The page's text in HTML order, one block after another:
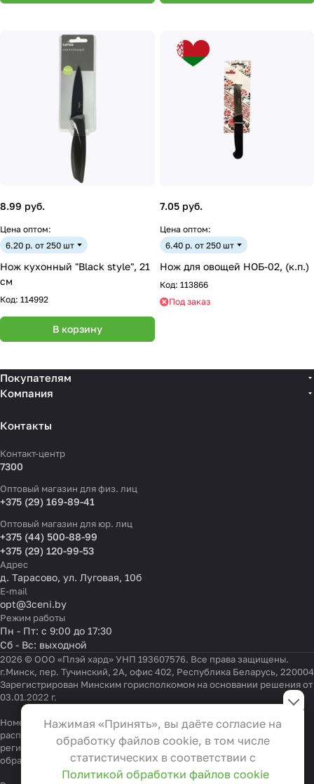
8.99 руб.
Цена оптом:
6.20 р. от 250 шт
Нож кухонный "Black style", 21
см
Код: 114992
В корзину
7.05 руб.
Цена оптом:
6.40 р. от 250 шт
Нож для овощей НОБ-02, (к.п.)
Код: 113866
Под заказ
Покупателям
Компания
Контакты
Контакт-центр
7300
Оптовый магазин для физ. лиц
+375 (29) 169-89-41
Оптовый магазин для юр. лиц
+375 (44) 500-88-99
+375 (29) 120-99-53
Адрес
д. Тарасово, ул. Луговая, 10б
E-mail
opt@3ceni.by
Режим работы
Пн - Пт: с 9:00 до 17:30
Сб - Вс: выходной
2026 © ООО «Плэй хард» УНП 193607576. Все права защищены.
г.Минск, пер. Тучинский, 2А, офис 402, Республика Беларусь, 220004
Зарегистрирован Минским горисполкомом на основании решения от
03.01.2022 г.
Номер телефона работников местных исполнительных и
распорядительных органов по месту государственной
регистрации ООО «Плэй хард», уполномоченных рассматривать
обращения покупателей:+375 17 323-41-58,+375 17 370-30-64
Настройки файлов cookie
Функциональные
Эти файлы необходимы для
функционирования сайта и не
могут быть отключены в наших
Нажимая «Принять», вы даёте согласие на
обработку файлов cookie, в том числе
статистических в соответствии с
Политикой обработки файлов cookie